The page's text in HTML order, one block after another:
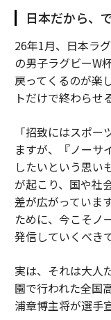
日本だから、
26年1月、日本ラ
の男子ラグビーW
戻ってくるのが楽
トだけで終わらせ
「招致にはスポ
ますが、『ノーサ
したいという思い
が起こり、国や社
差が広がっていま
ために、今こそノ
発信していくべき
実は、それは大人
園で行われた全国
浦章博主将が選手